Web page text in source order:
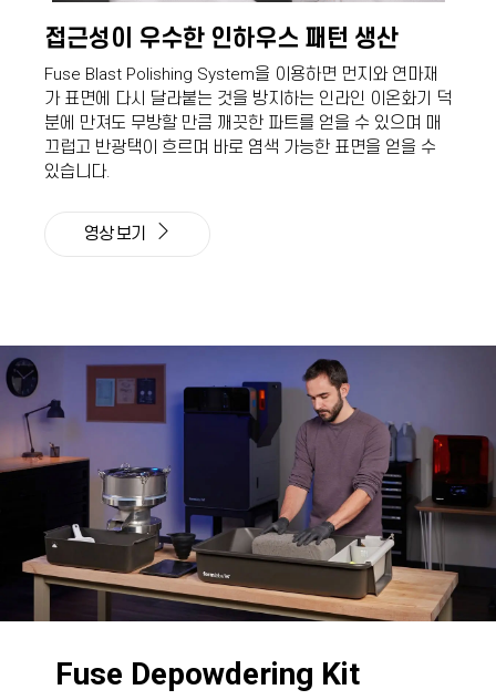
접근성이 우수한 인하우스 패턴 생산
Fuse Blast Polishing System을 이용하면 먼지와 연마재
가 표면에 다시 달라붙는 것을 방지하는 인라인 이온화기 덕
분에 만져도 무방할 만큼 깨끗한 파트를 얻을 수 있으며 매
끄럽고 반광택이 흐르며 바로 염색 가능한 표면을 얻을 수
있습니다.
영상 보기
Fuse Depowdering Kit